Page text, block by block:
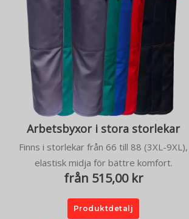
Arbetsbyxor i stora storlekar
Finns i storlekar från 66 till 88 (3XL-9XL),
elastisk midja för bättre komfort.
från 515,00 kr
Produktdetalj